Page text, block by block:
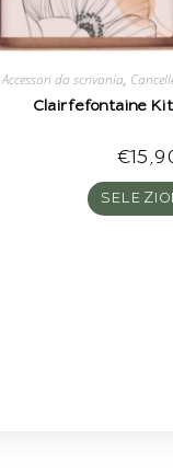
Accessori da scrivania,
Clairfefontaine
€